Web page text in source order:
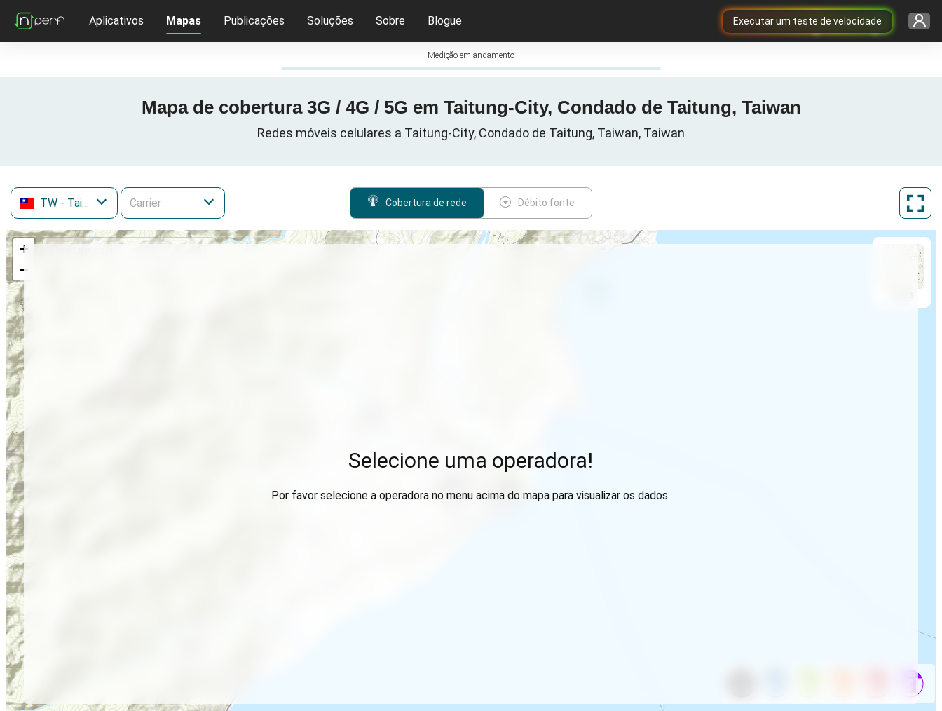
Executar um teste de velocidade
Aplicativos Mapas Publicações Soluções Sobre Blogue
Medição em andamento
Mapa de cobertura 3G / 4G / 5G em Taitung-City, Condado de Taitung, Taiwan
Redes móveis celulares a Taitung-City, Condado de Taitung, Taiwan, Taiwan
TW - Taiwan Cobertura de rede Débito fonte
+
−
Selecione uma operadora!
Por favor selecione a operadora no menu acima do mapa para visualizar os dados.